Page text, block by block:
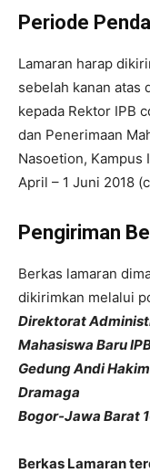
Periode
Lamaran harap
sebelah kanan atas
kepada Rektor IPB
dan Penerimaan
Nasoetion, Kampus
April – 1 Juni 2018
Pengiriman
Berkas lamaran
dikirimkan melalui
Direktorat
Mahasiswa Baru
Gedung Andi
Dramaga
Bogor-Jawa Barat
Berkas Lamaran